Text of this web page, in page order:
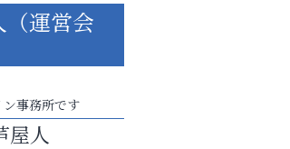
運営会
事務所です
屋人